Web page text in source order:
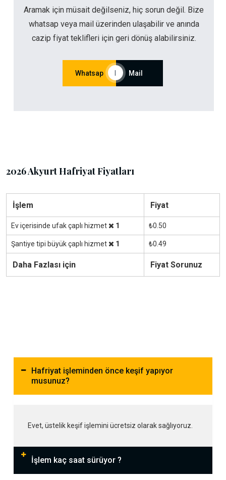
Aramak için müsait değilseniz, hiç sorun değil. Bize
whatsap veya mail üzerinden ulaşabilir ve anında
cazip fiyat teklifleri için geri dönüş alabilirsiniz.
Whatsap | Mail
2026 Akyurt Hafriyat Fiyatları
İşlem Fiyat
Ev içerisinde ufak çaplı hizmet 1 ₺0.50
Şantiye tipi büyük çaplı hizmet 1 ₺0.49
Daha Fazlası için Fiyat Sorunuz
Hafriyat işleminden önce keşif yapıyor
musunuz?
Evet, üstelik keşif işlemini ücretsiz olarak sağlıyoruz.
İşlem kaç saat sürüyor ?